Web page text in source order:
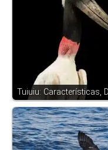
Tuiuiu: Características,